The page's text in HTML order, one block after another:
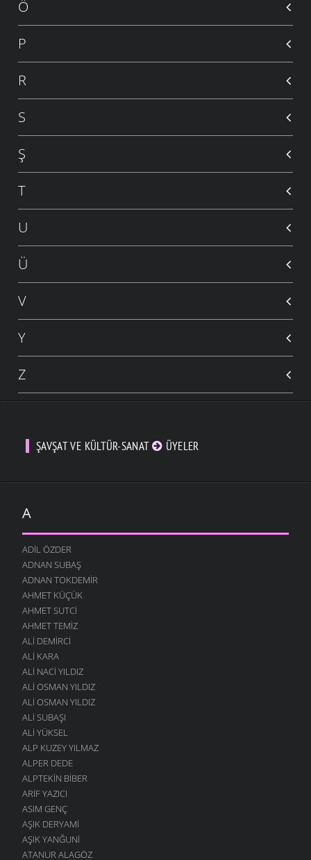
Ö
P
R
S
Ş
T
U
Ü
V
Y
Z
ŞAVŞAT VE KÜLTÜR-SANAT ÜYELER
A
ADIL ÖZDER
ADNAN SUBAŞ
ADNAN TOKDEMIR
AHMET KÜÇÜK
AHMET SUTCI
AHMET TEMIZ
ALI DEMIRCI
ALI KARA
ALI NACI YILDIZ
ALI OSMAN YILDIZ
ALI OSMAN YILDIZ
ALI SUBAŞI
ALI YÜKSEL
ALP KUZEY YILMAZ
ALPER DEDE
ALPTEKIN BIBER
ARIF YAZICI
ASIM GENÇ
AŞIK DERYAMI
AŞIK YANĞUNI
ATANUR ALAGÖZ